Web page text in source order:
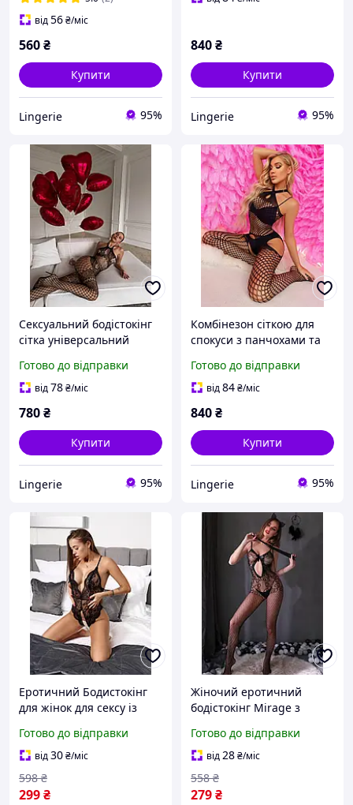
від56₴/міс
560₴
Купити
Lingerie 95%
840₴
Купити
Lingerie 95%
Сексуальний бодістокінг
сітка універсальний
еротичний комбінезон
Готово до відправки
від78₴/міс
780₴
Купити
Lingerie 95%
Комбінезон сіткою для
спокуси з панчохами та
сітка на все тіло,
Бодістокінг у сітку
Готово до відправки
від84₴/міс
840₴
Купити
Lingerie 95%
Еротичний Бодистокінг
для жінок для сексу із
Heart, Сексуальний
мереживний бодістокінг
Готово до відправки
від30₴/міс
299₴
598 ₴
Жіночий еротичний
бодістокінг Mirage з
відкритим доступом в
сітку універсальний
чорний
Готово до відправки
від28₴/міс
279₴
558 ₴